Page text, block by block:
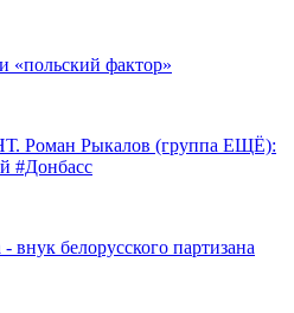
«польский фактор»
Рыкалов (группа ЕЩЁ):
#Донбасс
белорусского партизана